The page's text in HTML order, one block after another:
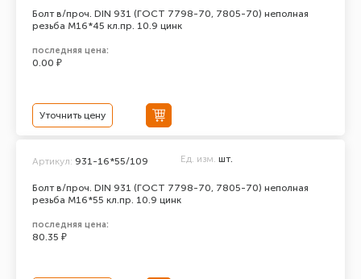
Болт в/проч. DIN 931 (ГОСТ 7798-70, 7805-70) неполная
резьба М16*45 кл.пр. 10.9 цинк
последняя цена:
0.00 ₽
Уточнить цену
Болт в/проч. DIN 931 (ГОСТ 7798-70, 7805-70) неполная
резьба М16*55 кл.пр. 10.9 цинк
Артикул: 931-16*55/109 Ед. изм. шт.
последняя цена:
80.35 ₽